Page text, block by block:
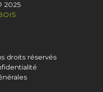
2025
droits réservés